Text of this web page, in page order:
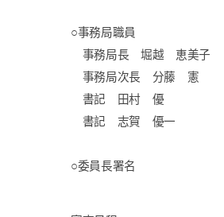
○事務局職員
事務局長 堀越 恵美子
事務局次長 分藤 憲
書記 田村 優
書記 志賀 優一
○委員長署名